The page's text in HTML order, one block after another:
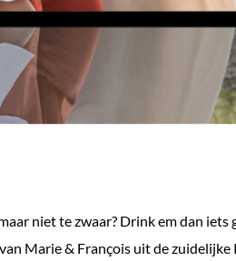
niet te zwaar? Drink em dan iets
Marie & François uit de